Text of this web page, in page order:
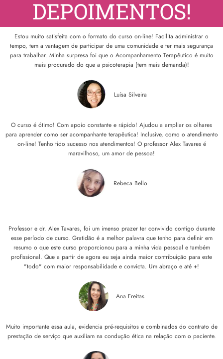
DEPOIMENTOS!
Estou muito satisfeita com o formato do curso on-line! Facilita administrar o
tempo, tem a vantagem de participar de uma comunidade e ter mais segurança
para trabalhar. Minha surpresa foi que o Acompanhamento Terapêutico é muito
mais procurado do que a psicoterapia (tem mais demanda)!
Luísa Silveira
O curso é ótimo! Com apoio constante e rápido! Ajudou a ampliar os olhares
para aprender como ser acompanhante terapêutica! Inclusive, como o atendimento
on-line! Tenho tido sucesso nos atendimentos! O professor Alex Tavares é
maravilhoso, um amor de pessoa!
Rebeca Bello
Professor e dr. Alex Tavares, foi um imenso prazer ter convivido contigo durante
esse período de curso. Gratidão é a melhor palavra que tenho para definir em
resumo o que este curso proporcionou para a minha vida pessoal e também
profissional. Que a partir de agora eu seja ainda maior contribuição para este
"todo" com maior responsabilidade e convicta. Um abraço e até +!
Ana Freitas
Muito importante essa aula, evidencia pré-requisitos e combinados do contrato de
prestação de serviço que auxiliam na condução ética na relação com o paciente.